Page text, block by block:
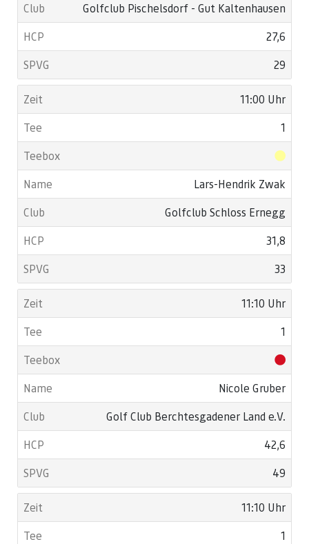
Golfclub Pischelsdorf - Gut Kaltenhausen
27,6
29
11:00 Uhr
1
Lars-Hendrik Zwak
Golfclub Schloss Ernegg
31,8
33
11:10 Uhr
1
Nicole Gruber
Golf Club Berchtesgadener Land e.V.
42,6
49
11:10 Uhr
1